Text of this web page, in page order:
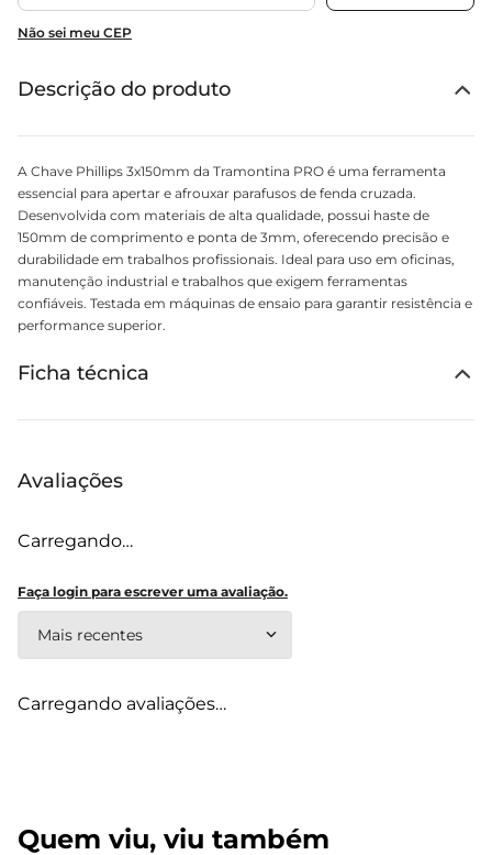
Não sei meu CEP
Descrição do produto
A Chave Phillips 3x150mm da Tramontina PRO é uma ferramenta
essencial para apertar e afrouxar parafusos de fenda cruzada.
Desenvolvida com materiais de alta qualidade, possui haste de
150mm de comprimento e ponta de 3mm, oferecendo precisão e
durabilidade em trabalhos profissionais. Ideal para uso em oficinas,
manutenção industrial e trabalhos que exigem ferramentas
confiáveis. Testada em máquinas de ensaio para garantir resistência e
performance superior.
Ficha técnica
Avaliações
Carregando…
Faça login para escrever uma avaliação.
Mais recentes
Carregando avaliações…
Quem viu, viu também